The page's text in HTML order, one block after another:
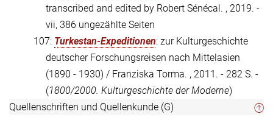
transcribed and edited by Robert Sénécal. , 2019. -
vii, 386 ungezählte Seiten
107: Turkestan-Expeditionen: zur Kulturgeschichte
deutscher Forschungsreisen nach Mittelasien
(1890 - 1930) / Franziska Torma. , 2011. - 282 S. -
(1800/2000. Kulturgeschichte der Moderne)
Quellenschriften und Quellenkunde (G)